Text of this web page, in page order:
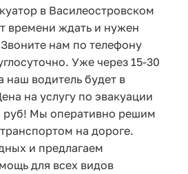
в Василеостровском
времени ждать и нужен
нам по телефону
Уже через 15-30
наш водитель будет в
на услугу по эвакуации
руб! Мы оперативно решим
на дороге.
и предлагаем
для всех видов